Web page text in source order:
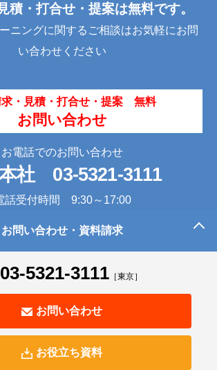
お問い合わせ・資料請求
03-5321-3111［東京］
お問い合わせ
お役立ち資料
積・打合せ・提案は無料です。
ニングに関するご相談はお気軽にお問
い合わせください
求・見積・打合せ・提案 無料
お問い合わせ
お電話でのお問い合わせ
社 03-5321-3111
話受付時間 9:30～17:00
このページの先頭へ